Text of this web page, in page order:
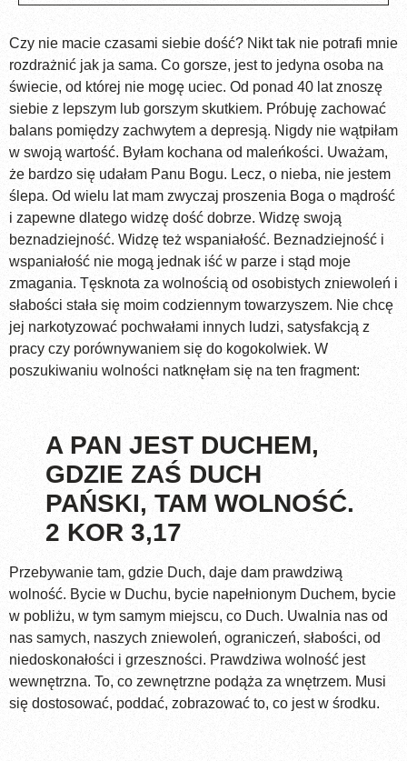
Czy nie macie czasami siebie dość? Nikt tak nie potrafi mnie
rozdrażnić jak ja sama. Co gorsze, jest to jedyna osoba na
świecie, od której nie mogę uciec. Od ponad 40 lat znoszę
siebie z lepszym lub gorszym skutkiem. Próbuję zachować
balans pomiędzy zachwytem a depresją. Nigdy nie wątpiłam
w swoją wartość. Byłam kochana od maleńkości. Uważam,
że bardzo się udałam Panu Bogu. Lecz, o nieba, nie jestem
ślepa. Od wielu lat mam zwyczaj proszenia Boga o mądrość
i zapewne dlatego widzę dość dobrze. Widzę swoją
beznadziejność. Widzę też wspaniałość. Beznadziejność i
wspaniałość nie mogą jednak iść w parze i stąd moje
zmagania. Tęsknota za wolnością od osobistych zniewoleń i
słabości stała się moim codziennym towarzyszem. Nie chcę
jej narkotyzować pochwałami innych ludzi, satysfakcją z
pracy czy porównywaniem się do kogokolwiek. W
poszukiwaniu wolności natknęłam się na ten fragment:
A PAN JEST DUCHEM,
GDZIE ZAŚ DUCH
PAŃSKI, TAM WOLNOŚĆ.
2 KOR 3,17
Przebywanie tam, gdzie Duch, daje dam prawdziwą
wolność. Bycie w Duchu, bycie napełnionym Duchem, bycie
w pobliżu, w tym samym miejscu, co Duch. Uwalnia nas od
nas samych, naszych zniewoleń, ograniczeń, słabości, od
niedoskonałości i grzeszności. Prawdziwa wolność jest
wewnętrzna. To, co zewnętrzne podąża za wnętrzem. Musi
się dostosować, poddać, zobrazować to, co jest w środku.